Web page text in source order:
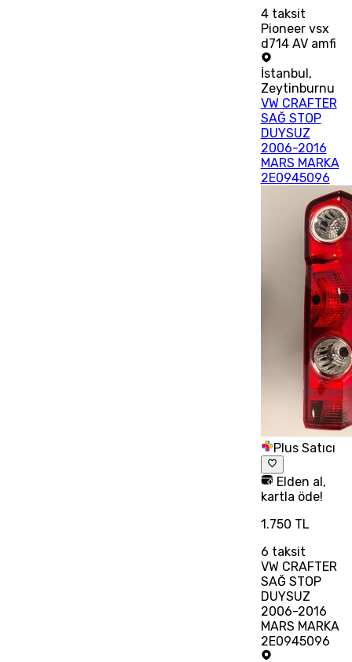
4taksit
Pioneer vsx
d714 AV amfi
İstanbul ,
Zeytinburnu
VW CRAFTER
SAĞ STOP
DUYSUZ
2006-2016
MARS MARKA
2E0945096
Plus Satıcı
Elden al,
kartla öde!
1.750 TL
6 taksit
VW CRAFTER
SAĞ STOP
DUYSUZ
2006-2016
MARS MARKA
2E0945096